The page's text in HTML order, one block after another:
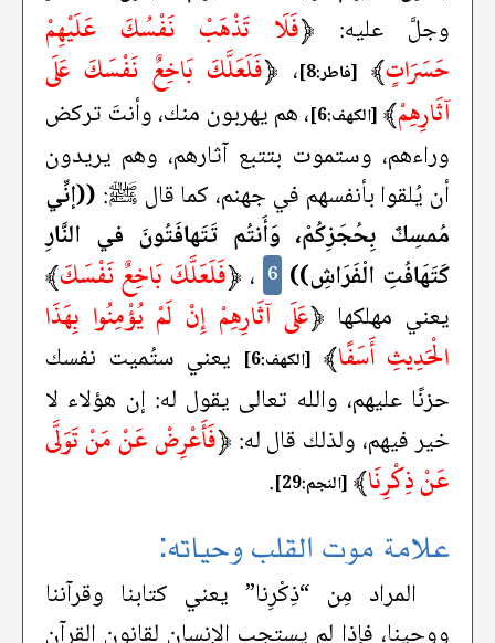
وجلَّ عليه: ﴿فَلَا تَذْهَبْ نَفْسُكَ عَلَيْهِمْ
حَسَرَاتٍ﴾ [فاطر:8] ، ﴿فَلَعَلَّكَ بَاخِعٌ نَفْسَكَ عَلَى
آثَارِهِمْ﴾ [الكهف:6]
، هم يهربون منك، وأنتَ تركض
وراءهم، وستموت بتتبع آثارهم، وهم يريدون
أن يُلقوا بأنفسهم في جهنم، كما قال ﷺ: ((إنِّي
مُمسِكٌ بِحُجَزِكُمْ، وَأَنتُم تَتَهافَتُونَ في النَّارِ
كَتَهَافُتِ الْفَرَاشِ)) 6 ، ﴿فَلَعَلَّكَ بَاخِعٌ نَفْسَكَ﴾
يعني مهلكها ﴿عَلَى آثَارِهِمْ إِنْ لَمْ يُؤْمِنُوا بِهَذَا
الْحَدِيثِ أَسَفًا﴾ [الكهف:6]
يعني ستُميت نفسك
حزنًا عليهم، والله تعالى يقول له: إن هؤلاء لا
خير فيهم، ولذلك قال له: ﴿فَأَعْرِضْ عَنْ مَنْ تَوَلَّى
عَنْ ذِكْرِنَا﴾ [النجم:29] .
علامة موت القلب وحياته:
المراد مِن “ذِكْرِنا” يعني كتابنا وقرآننا